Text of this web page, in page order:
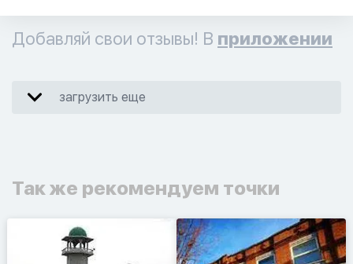
Добавляй свои отзывы! В приложении
загрузить еще
Так же рекомендуем точки